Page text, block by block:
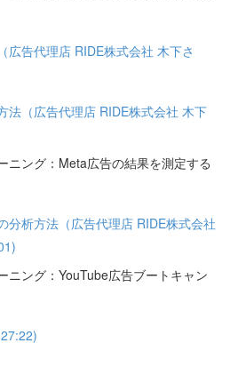
広告代理店 RIDE株式会社 木下さ
法（広告代理店 RIDE株式会社 木下
ニング：Meta広告の結果を測定する
分析方法（広告代理店 RIDE株式会社
ニング：YouTube広告ブートキャン